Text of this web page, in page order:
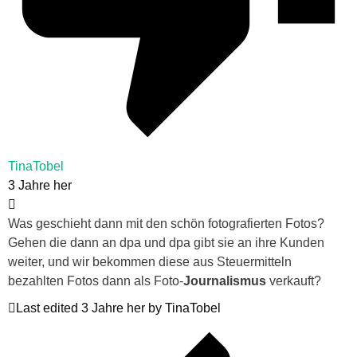
TinaTobel
3 Jahre her
Was geschieht dann mit den schön fotografierten Fotos?
Gehen die dann an dpa und dpa gibt sie an ihre Kunden
weiter, und wir bekommen diese aus Steuermitteln
bezahlten Fotos dann als Foto-Journalismus verkauft?
Last edited 3 Jahre her by TinaTobel